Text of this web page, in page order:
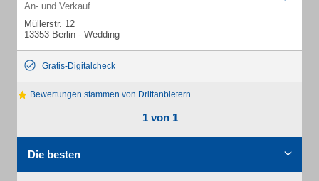
An- und Verkauf
Müllerstr. 12
13353 Berlin - Wedding
Gratis-Digitalcheck
Bewertungen stammen von Drittanbietern
1 von 1
Die besten